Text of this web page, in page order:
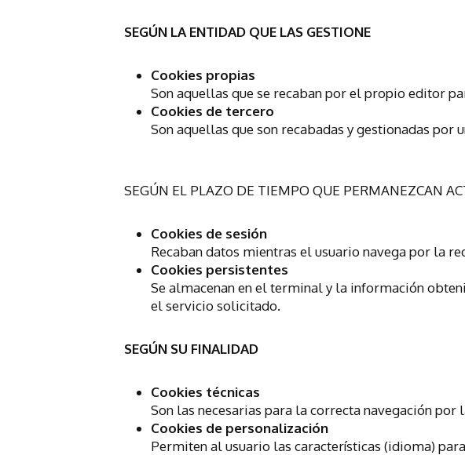
SEGÚN LA ENTIDAD QUE LAS GESTIONE
Cookies propias
Son aquellas que se recaban por el propio editor
Cookies de tercero
Son aquellas que son recabadas y gestionadas por
SEGÚN EL PLAZO DE TIEMPO QUE PERMANEZCAN
Cookies de sesión
Recaban datos mientras el usuario navega por la
Cookies persistentes
Se almacenan en el terminal y la información
el servicio solicitado.
SEGÚN SU FINALIDAD
Cookies técnicas
Son las necesarias para la correcta navegación por
Cookies de personalización
Permiten al usuario las características (idioma)